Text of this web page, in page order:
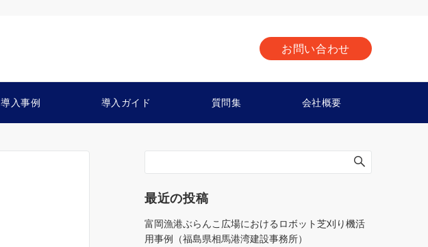
お問い合わせ
導入事例 導入ガイド 質問集 会社概要
最近の投稿
富岡漁港ぶらんこ広場におけるロボット芝刈り機活
用事例（福島県相馬港湾建設事務所）